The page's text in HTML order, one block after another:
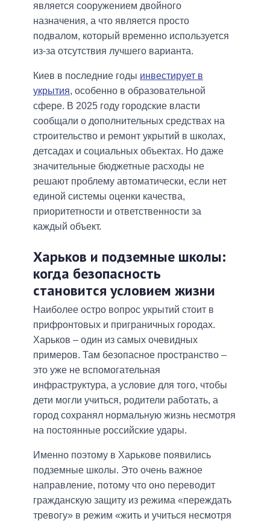
является сооружением двойного
назначения, а что является просто
подвалом, который временно используется
из-за отсутствия лучшего варианта.
Киев в последние годы инвестирует в
укрытия, особенно в образовательной
сфере. В 2025 году городские власти
сообщали о дополнительных средствах на
строительство и ремонт укрытий в школах,
детсадах и социальных объектах. Но даже
значительные бюджетные расходы не
решают проблему автоматически, если нет
единой системы оценки качества,
приоритетности и ответственности за
каждый объект.
Харьков и подземные школы:
когда безопасность
становится условием жизни
Наиболее остро вопрос укрытий стоит в
прифронтовых и приграничных городах.
Харьков – один из самых очевидных
примеров. Там безопасное пространство –
это уже не вспомогательная
инфраструктура, а условие для того, чтобы
дети могли учиться, родители работать, а
город сохранял нормальную жизнь несмотря
на постоянные российские удары.
Именно поэтому в Харькове появились
подземные школы. Это очень важное
направление, потому что оно переводит
гражданскую защиту из режима «переждать
тревогу» в режим «жить и учиться несмотря